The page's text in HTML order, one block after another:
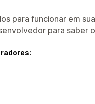
para funcionar em sua
para saber o